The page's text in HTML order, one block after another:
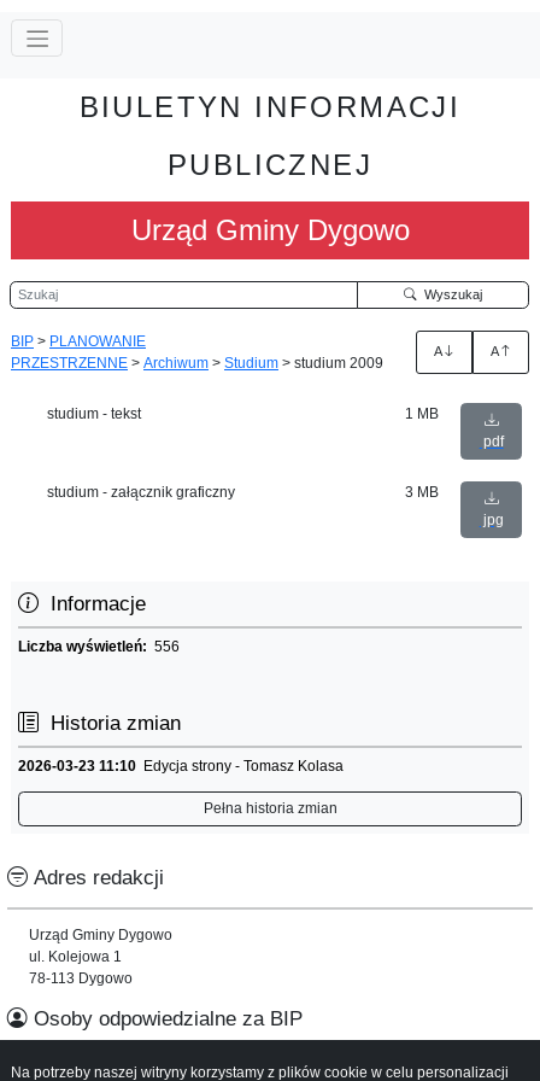
BIULETYN INFORMACJI
PUBLICZNEJ
Urząd Gminy Dygowo
Szukaj Wyszukaj
BIP > PLANOWANIE
PRZESTRZENNE > Archiwum > Studium > studium 2009
A A
studium - tekst
1 MB
pdf
studium - załącznik graficzny
3 MB
jpg
Informacje
Liczba wyświetleń: 556
Historia zmian
2026-03-23 11:10 Edycja strony - Tomasz Kolasa
Pełna historia zmian
Adres redakcji
Urząd Gminy Dygowo
ul. Kolejowa 1
78-113 Dygowo
Osoby odpowiedzialne za BIP
Na potrzeby naszej witryny korzystamy z plików cookie w celu personalizacji